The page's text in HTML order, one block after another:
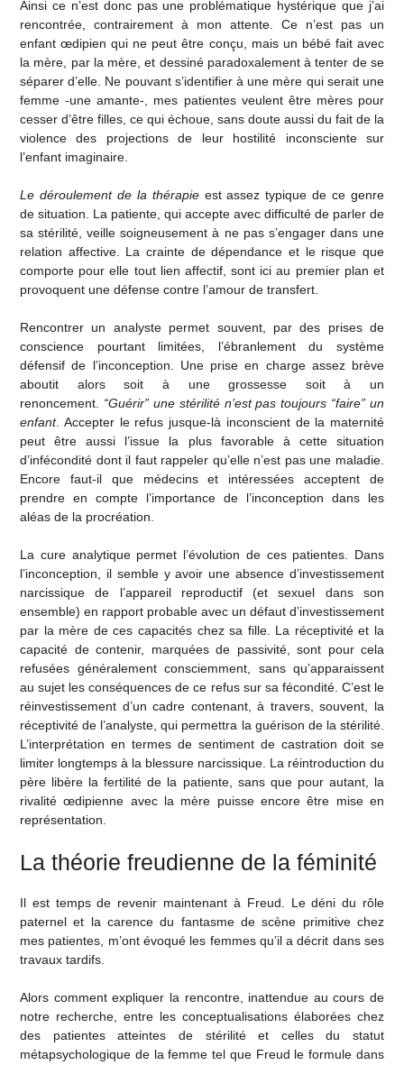
Ainsi ce n’est donc pas une problématique hystérique que j’ai
rencontrée, contrairement à mon attente. Ce n’est pas un
enfant œdipien qui ne peut être conçu, mais un bébé fait avec
la mère, par la mère, et dessiné paradoxalement à tenter de se
séparer d’elle. Ne pouvant s’identifier à une mère qui serait une
femme -une amante-, mes patientes veulent être mères pour
cesser d’être filles, ce qui échoue, sans doute aussi du fait de la
violence des projections de leur hostilité inconsciente sur
l’enfant imaginaire.
Le déroulement de la thérapie est assez typique de ce genre
de situation. La patiente, qui accepte avec difficulté de parler de
sa stérilité, veille soigneusement à ne pas s’engager dans une
relation affective. La crainte de dépendance et le risque que
comporte pour elle tout lien affectif, sont ici au premier plan et
provoquent une défense contre l’amour de transfert.
Rencontrer un analyste permet souvent, par des prises de
conscience pourtant limitées, l’ébranlement du système
défensif de l’inconception. Une prise en charge assez brève
aboutit alors soit à une grossesse soit à un
renoncement. “Guérir” une stérilité n’est pas toujours “faire” un
enfant. Accepter le refus jusque-là inconscient de la maternité
peut être aussi l’issue la plus favorable à cette situation
d’infécondité dont il faut rappeler qu’elle n’est pas une maladie.
Encore faut-il que médecins et intéressées acceptent de
prendre en compte l’importance de l’inconception dans les
aléas de la procréation.
La cure analytique permet l’évolution de ces patientes. Dans
l’inconception, il semble y avoir une absence d’investissement
narcissique de l’appareil reproductif (et sexuel dans son
ensemble) en rapport probable avec un défaut d’investissement
par la mère de ces capacités chez sa fille. La réceptivité et la
capacité de contenir, marquées de passivité, sont pour cela
refusées généralement consciemment, sans qu’apparaissent
au sujet les conséquences de ce refus sur sa fécondité. C’est le
réinvestissement d’un cadre contenant, à travers, souvent, la
réceptivité de l’analyste, qui permettra la guérison de la stérilité.
L’interprétation en termes de sentiment de castration doit se
limiter longtemps à la blessure narcissique. La réintroduction du
père libère la fertilité de la patiente, sans que pour autant, la
rivalité œdipienne avec la mère puisse encore être mise en
représentation.
La théorie freudienne de la féminité
Il est temps de revenir maintenant à Freud. Le déni du rôle
paternel et la carence du fantasme de scène primitive chez
mes patientes, m’ont évoqué les femmes qu’il a décrit dans ses
travaux tardifs.
Alors comment expliquer la rencontre, inattendue au cours de
notre recherche, entre les conceptualisations élaborées chez
des patientes atteintes de stérilité et celles du statut
métapsychologique de la femme tel que Freud le formule dans